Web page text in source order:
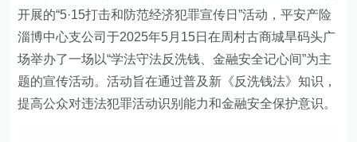
开展的“5·15打击和防范经济犯罪宣传日”活动，平安产险
淄博中心支公司于2025年5月15日在周村古商城旱码头广
场举办了一场以“学法守法反洗钱、金融安全记心间”为主
题的宣传活动。活动旨在通过普及新《反洗钱法》知识，
提高公众对违法犯罪活动识别能力和金融安全保护意识。